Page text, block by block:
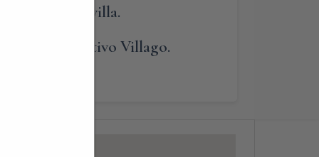
della villa.
interattivo Villago.